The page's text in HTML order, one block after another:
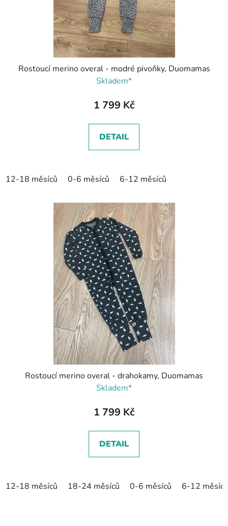
Rostoucí merino overal - modré pivoňky, Duomamas
Skladem*
1 799 Kč
DETAIL
12-18 měsíců 0-6 měsíců 6-12 měsíců
Rostoucí merino overal - drahokamy, Duomamas
Skladem*
1 799 Kč
DETAIL
12-18 měsíců 18-24 měsíců 0-6 měsíců 6-12 měsíců